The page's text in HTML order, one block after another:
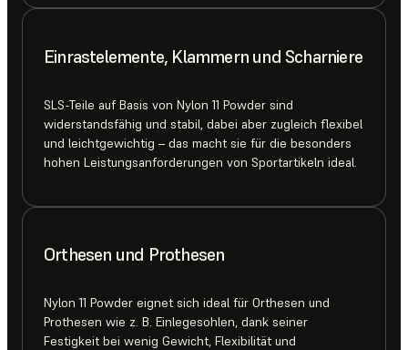
Einrastelemente, Klammern und Scharniere
SLS-Teile auf Basis von Nylon 11 Powder sind
widerstandsfähig und stabil, dabei aber zugleich flexibel
und leichtgewichtig – das macht sie für die besonders
hohen Leistungsanforderungen von Sportartikeln ideal.
Orthesen und Prothesen
Nylon 11 Powder eignet sich ideal für Orthesen und
Prothesen wie z. B. Einlegesohlen, dank seiner
Festigkeit bei wenig Gewicht, Flexibilität und